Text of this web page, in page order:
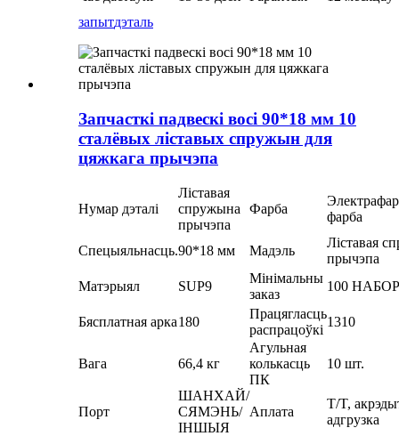
запытдэталь
Запчасткі падвескі восі 90*18 мм 10
сталёвых ліставых спружын для
цяжкага прычэпа
Нумар дэталі
Ліставая
спружына
прычэпа
Фарба
фарба
Спецыяльнасць.90*18 мм Мадэль
Ліставая
прычэпа
Матэрыял
SUP9
Мінімальны
заказ
100
Бясплатная арка180
Працягласць
распрацоўкі
1310
Вага 66,4 кг
Агульная
колькасць
ПК
10 шт.
Порт
ШАНХАЙ/
СЯМЭНЬ/
ІНШЫЯ
Аплата
T/T,
адгрузка